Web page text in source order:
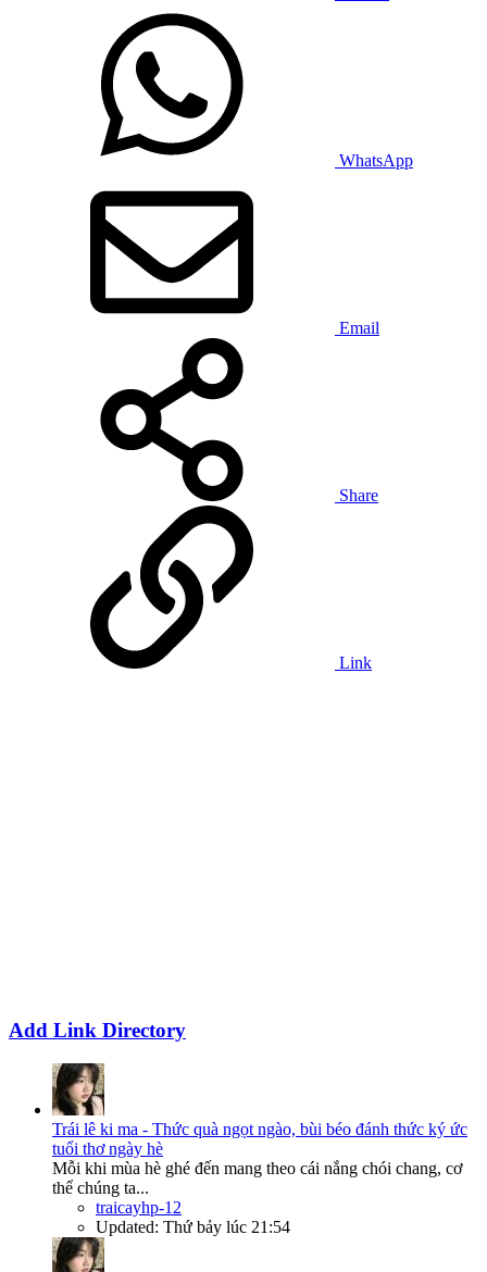
WhatsApp
Email
Share
Link
Add Link Directory
Trái lê ki ma - Thức quà ngọt ngào, bùi béo đánh thức ký ức
tuổi thơ ngày hè
Mỗi khi mùa hè ghé đến mang theo cái nắng chói chang, cơ
thể chúng ta...
traicayhp-12
Updated: Thứ bảy lúc 21:54